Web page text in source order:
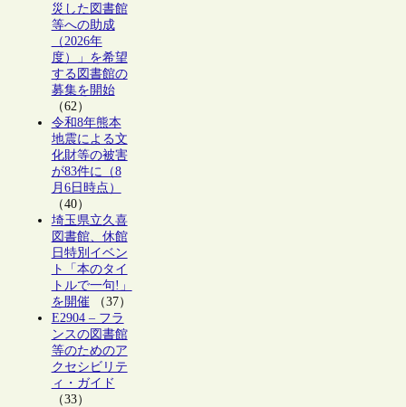
災した図書館
等への助成
（2026年
度）」を希望
する図書館の
募集を開始
（62）
令和8年熊本
地震による文
化財等の被害
が83件に（8
月6日時点）
（40）
埼玉県立久喜
図書館、休館
日特別イベン
ト「本のタイ
トルで一句!」
を開催（37）
E2904 – フラ
ンスの図書館
等のためのア
クセシビリテ
ィ・ガイド
（33）